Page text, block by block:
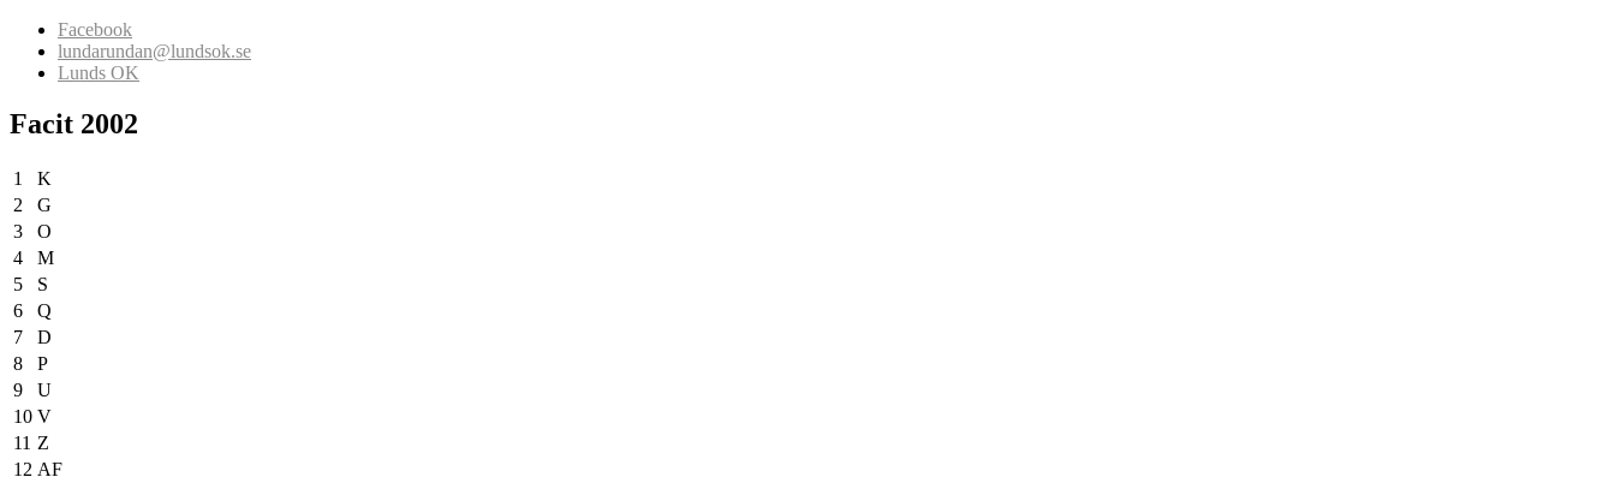
Facebook
lundarundan@lundsok.se
Lunds OK
Facit 2002
1
K
2
G
3
O
4
M
5
S
6
Q
7
D
8
P
9
U
10 V
11 Z
12 AF